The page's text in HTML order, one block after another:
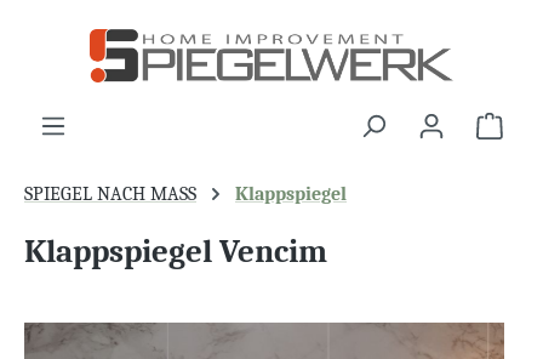
springen
SPIEGEL NACH MASS Klappspiegel
Klappspiegel Vencim